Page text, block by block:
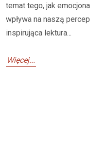
temat tego, jak
wpływa na naszą
inspirująca lektura...
Więcej...